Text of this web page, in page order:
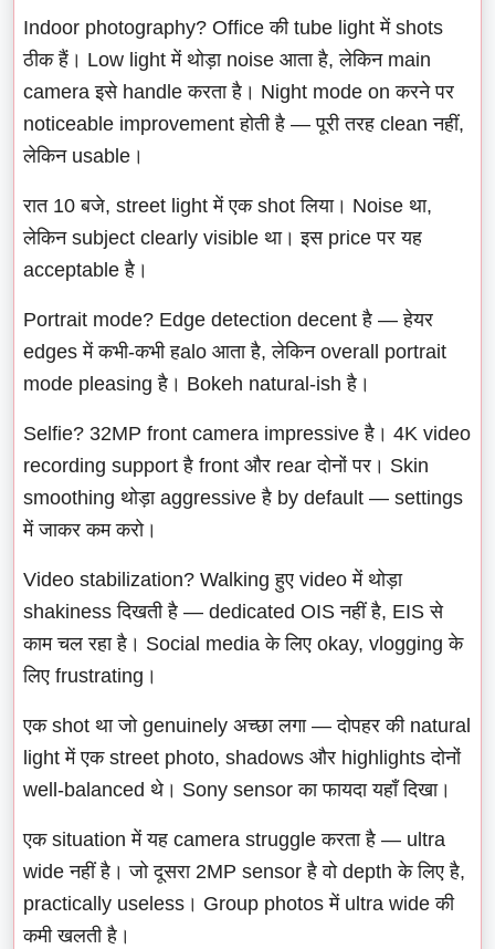
Indoor photography? Office की tube light में shots
ठीक हैं। Low light में थोड़ा noise आता है, लेकिन main
camera इसे handle करता है। Night mode on करने पर
noticeable improvement होती है — पूरी तरह clean नहीं,
लेकिन usable।
रात 10 बजे, street light में एक shot लिया। Noise था,
लेकिन subject clearly visible था। इस price पर यह
acceptable है।
Portrait mode? Edge detection decent है — हेयर
edges में कभी-कभी हalo आता है, लेकिन overall portrait
mode pleasing है। Bokeh natural-ish है।
Selfie? 32MP front camera impressive है। 4K video
recording support है front और rear दोनों पर। Skin
smoothing थोड़ा aggressive है by default — settings
में जाकर कम करो।
Video stabilization? Walking हुए video में थोड़ा
shakiness दिखती है — dedicated OIS नहीं है, EIS से
काम चल रहा है। Social media के लिए okay, vlogging के
लिए frustrating।
एक shot था जो genuinely अच्छा लगा — दोपहर की natural
light में एक street photo, shadows और highlights दोनों
well-balanced थे। Sony sensor का फायदा यहाँ दिखा।
एक situation में यह camera struggle करता है — ultra
wide नहीं है। जो दूसरा 2MP sensor है वो depth के लिए है,
practically useless। Group photos में ultra wide की
कमी खलती है।